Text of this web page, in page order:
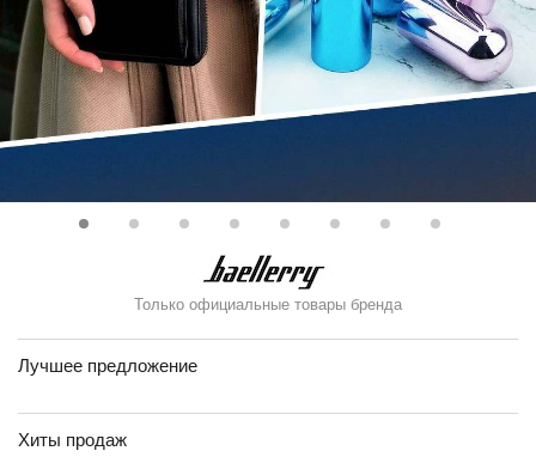
Только официальные товары бренда
Лучшее предложение
Хиты продаж